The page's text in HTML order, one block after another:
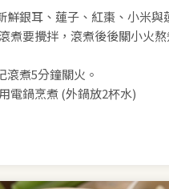
鮮銀耳、蓮子、紅棗、小米與
煮要攪拌，滾煮後後關小火熬
滾煮5分鐘關火。
電鍋烹煮 (外鍋放2杯水)